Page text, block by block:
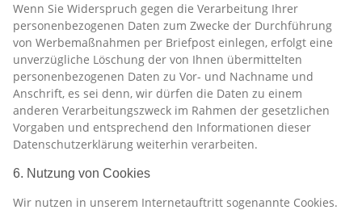
Wenn Sie Widerspruch gegen die Verarbeitung Ihrer
personenbezogenen Daten zum Zwecke der Durchführung
von Werbemaßnahmen per Briefpost einlegen, erfolgt eine
unverzügliche Löschung der von Ihnen übermittelten
personenbezogenen Daten zu Vor- und Nachname und
Anschrift, es sei denn, wir dürfen die Daten zu einem
anderen Verarbeitungszweck im Rahmen der gesetzlichen
Vorgaben und entsprechend den Informationen dieser
Datenschutzerklärung weiterhin verarbeiten.
6. Nutzung von Cookies
Wir nutzen in unserem Internetauftritt sogenannte Cookies.